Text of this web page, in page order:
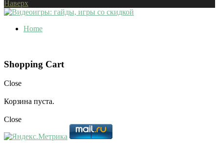
Наверх
Home
Shopping Cart
Close
Корзина пуста.
Close